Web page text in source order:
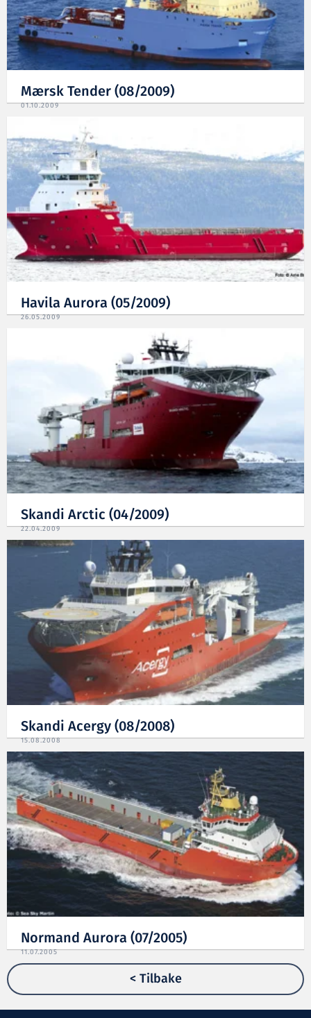
Mærsk Tender (08/2009)
01.10.2009
Havila Aurora (05/2009)
26.05.2009
Skandi Arctic (04/2009)
22.04.2009
Skandi Acergy (08/2008)
15.08.2008
Normand Aurora (07/2005)
11.07.2005
< Tilbake